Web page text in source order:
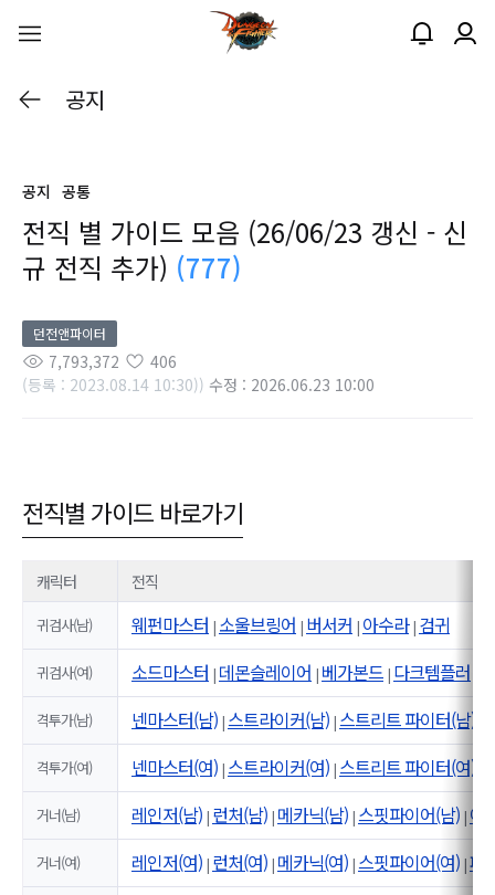
공지
공지 공통
전직 별 가이드 모음 (26/06/23 갱신 - 신
규 전직 추가) (777)
던전앤파이터
7,793,372
406
(등록 : 2023.08.14 10:30)) 수정 : 2026.06.23 10:00
전직별 가이드 바로가기
캐릭터 전직
귀검사(남) 웨펀마스터 | 소울브링어 | 버서커 | 아수라| 검귀
귀검사(여) 소드마스터 | 데몬슬레이어 | 베가본드 | 다크템플러
격투가(남) 넨마스터(남) |스트라이커(남) |스트리트 파이터(남)
격투가(여) 넨마스터(여) |스트라이커(여) |스트리트 파이터(여)
거너(남) 레인저(남) | 런처(남) | 메카닉(남) |스핏파이어(남) | 어
거너(여) 레인저(여) | 런처(여) | 메카닉(여) |스핏파이어(여) |패